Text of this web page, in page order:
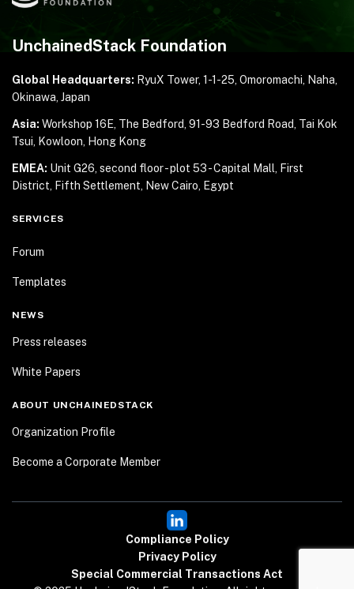
UnchainedStack Foundation
Global Headquarters: RyuX Tower, 1-1-25, Omoromachi, Naha,
Okinawa, Japan
Asia: Workshop 16E, The Bedford, 91-93 Bedford Road, Tai Kok
Tsui, Kowloon, Hong Kong
EMEA: Unit G26, second floor - plot 53 - Capital Mall,
First
District, Fifth Settlement, New Cairo, Egypt
SERVICES
Forum
Templates
NEWS
Press releases
White Papers
ABOUT UNCHAINEDSTACK
Organization Profile
Become a Corporate Member
Compliance Policy
Privacy Policy
Special Commercial Transactions Act